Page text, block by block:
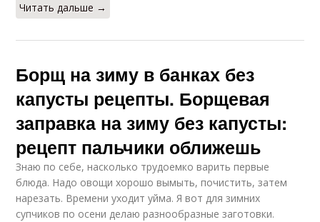
Читать дальше →
Борщ на зиму в банках без
капусты рецепты. Борщевая
заправка на зиму без капусты:
рецепт пальчики оближешь
Знаю по себе, насколько трудоемко варить первые
блюда. Надо овощи хорошо вымыть, почистить, затем
нарезать. Времени уходит уйма. Я вот для зимних
супчиков по осени делаю разнообразные заготовки.